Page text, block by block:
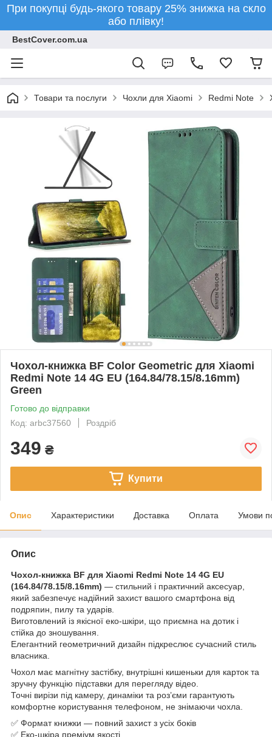
При покупці будь-якого товару 25% знижка на скло
або плівку!
BestCover.com.ua
Товари та послуги Чохли для Xiaomi Redmi Note
Чохол-книжка BF Color Geometric для Xiaomi
Redmi Note 14 4G EU (164.84/78.15/8.16mm)
Green
Готово до відправки
Код: arbc37560
Роздріб
349 ₴
Купити
Опис Характеристики Доставка Оплата Умови
Опис
Чохол-книжка BF для Xiaomi Redmi Note 14 4G EU
(164.84/78.15/8.16mm) — стильний і практичний аксесуар,
який забезпечує надійний захист вашого смартфона від
подряпин, пилу та ударів.
Виготовлений із якісної еко-шкіри, що приємна на дотик і
стійка до зношування.
Елегантний геометричний дизайн підкреслює сучасний стиль
власника.
Чохол має магнітну застібку, внутрішні кишеньки для карток та
зручну функцію підставки для перегляду відео.
Точні вирізи під камеру, динаміки та роз’єми гарантують
комфортне користування телефоном, не знімаючи чохла.
✅ Формат книжки — повний захист з усіх боків
✅ Еко-шкіра преміум якості